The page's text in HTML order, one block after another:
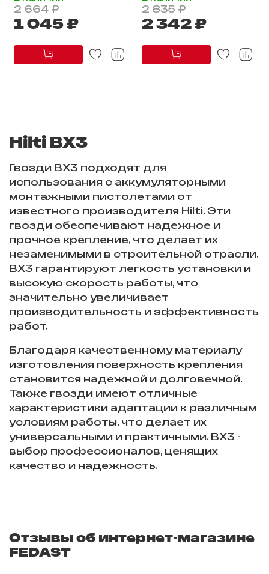
2 664 ₽
1 045 ₽
2 835 ₽
2 342 ₽
Hilti BX3
Гвозди BX3 подходят для
использования с аккумуляторными
монтажными пистолетами от
известного производителя Hilti. Эти
гвозди обеспечивают надежное и
прочное крепление, что делает их
незаменимыми в строительной отрасли.
BX3 гарантируют легкость установки и
высокую скорость работы, что
значительно увеличивает
производительность и эффективность
работ.
Благодаря качественному материалу
изготовления поверхность крепления
становится надежной и долговечной.
Также гвозди имеют отличные
характеристики адаптации к различным
условиям работы, что делает их
универсальными и практичными. BX3 -
выбор профессионалов, ценящих
качество и надежность.
Отзывы об интернет-магазине
FEDAST